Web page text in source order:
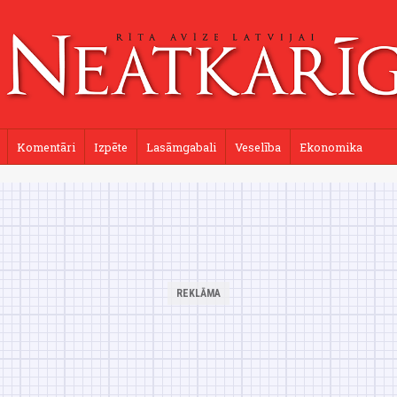
Komentāri Izpēte Lasāmgabali Veselība Ekonomika